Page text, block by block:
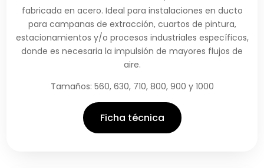
fabricada en acero. Ideal para instalaciones en ducto
para campanas de extracción, cuartos de pintura,
estacionamientos y/o procesos industriales específicos,
donde es necesaria la impulsión de mayores flujos de
aire.
Tamaños: 560, 630, 710, 800, 900 y 1000
Ficha técnica